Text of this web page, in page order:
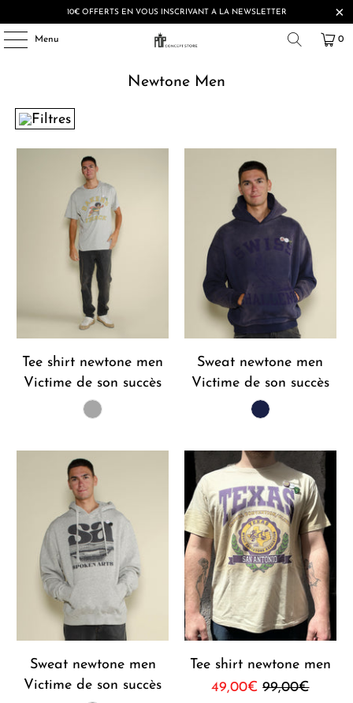
10€ OFFERTS EN VOUS INSCRIVANT A LA NEWSLETTER
Menu 0
Newtone Men
Filtres
Tee shirt newtone men
Victime de son succès
Sweat newtone men
Victime de son succès
Sweat newtone men
Victime de son succès
Tee shirt newtone men
49,00€99,00€